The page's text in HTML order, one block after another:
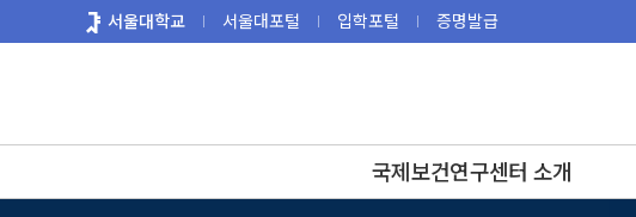
로
서울대학교 서울대포털 입학포털 증명발급
국제보건연구센터 소개